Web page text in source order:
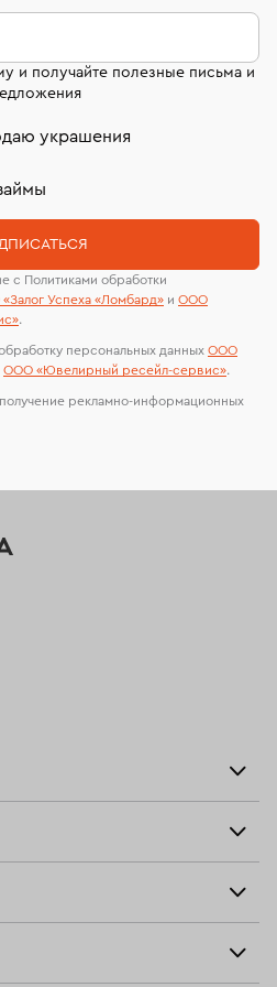
и часов смотрите на
и получайте полезные письма и
украшения
с Политиками обработки
Успеха «Ломбард» и ООО
.
персональных данных ООО
ООО «Ювелирный ресейл-сервиc».
рекламно-информационных